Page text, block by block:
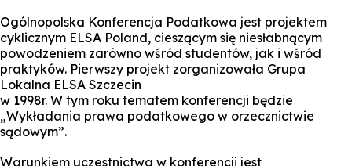
Zapisz się na studia
Ogólnopolska Konferencja Podatkowa jest projektem
cyklicznym ELSA Poland, cieszącym się niesłabnącym
powodzeniem zarówno wśród studentów, jak i wśród
praktyków. Pierwszy projekt zorganizowała Grupa
Lokalna ELSA Szczecin
w 1998r. W tym roku tematem konferencji będzie
„Wykładania prawa podatkowego w orzecznictwie
sądowym”.
Warunkiem uczestnictwa w konferencji jest